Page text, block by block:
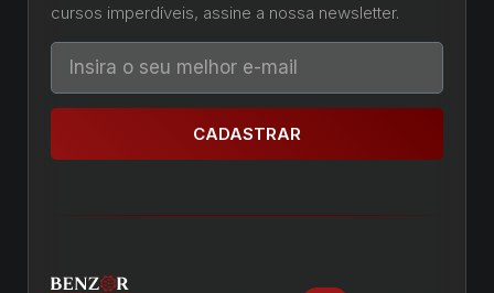
cursos imperdíveis, assine a nossa newsletter.
CADASTRAR